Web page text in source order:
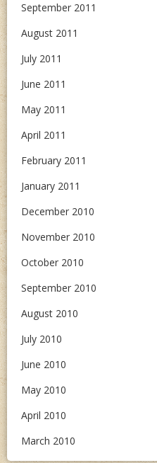
September 2011
August 2011
July 2011
June 2011
May 2011
April 2011
February 2011
January 2011
December 2010
November 2010
October 2010
September 2010
August 2010
July 2010
June 2010
May 2010
April 2010
March 2010